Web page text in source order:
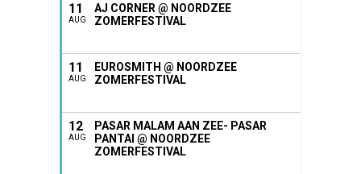
11
AUG
AJ CORNER @ NOORDZEE
ZOMERFESTIVAL
11
AUG
EUROSMITH @ NOORDZEE
ZOMERFESTIVAL
12
AUG
PASAR MALAM AAN ZEE- PASAR
PANTAI @ NOORDZEE
ZOMERFESTIVAL